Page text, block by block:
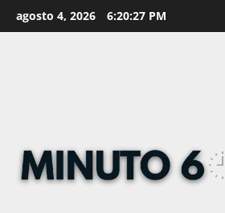
to
agosto 4, 2026 6:20:28 PM